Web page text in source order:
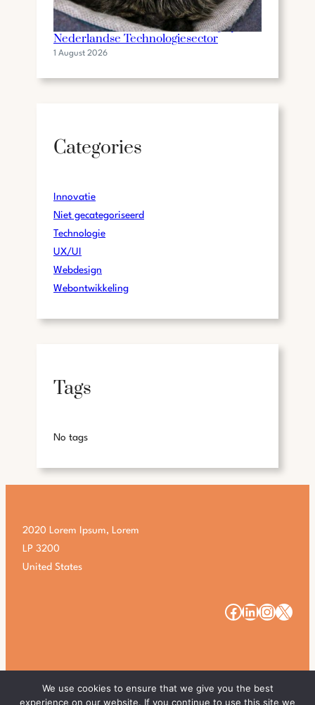
De Invloed van Gilbert Mackaaij op de
Nederlandse Technologiesector
1 August 2026
Categories
Innovatie
Niet gecategoriseerd
Technologie
UX/UI
Webdesign
Webontwikkeling
Tags
No tags
2020 Lorem Ipsum, Lorem
LP 3200
United States
# # # #
We use cookies to ensure that we give you the best
experience on our website. If you continue to use this site we